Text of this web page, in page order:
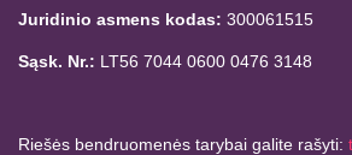
Juridinio asmens kodas: 300061515
Sąsk. Nr.: LT56 7044 0600 0476 3148
Riešės bendruomenės tarybai galite rašyti: